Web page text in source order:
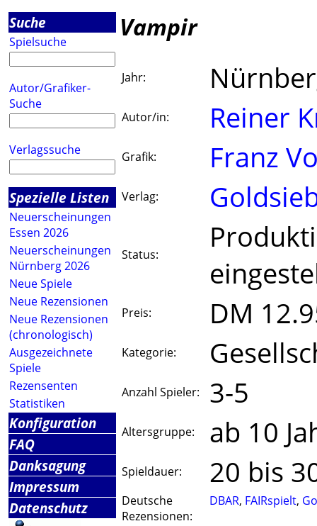
Suche
Spielsuche
Autor/Grafiker-
Suche
Verlagssuche
Spezielle Listen
Neuerscheinungen
Essen 2026
Neuerscheinungen
Nürnberg 2026
Neue Spiele
Neue Rezensionen
Neue Rezensionen
(chronologisch)
Ausgezeichnete
Spiele
Rezensenten
Statistiken
Konfiguration
FAQ
Danksagung
Impressum
Datenschutz
Vampir
Jahr:
Autor/in: Reiner
Grafik: Franz
Verlag:
Status:
Preis: DM
Kategorie:
Anzahl Spieler: 3-5
Altersgruppe: ab 10
Spieldauer: 20 bis
Deutsche
Rezensionen:
DBAR, FAIRspielt,